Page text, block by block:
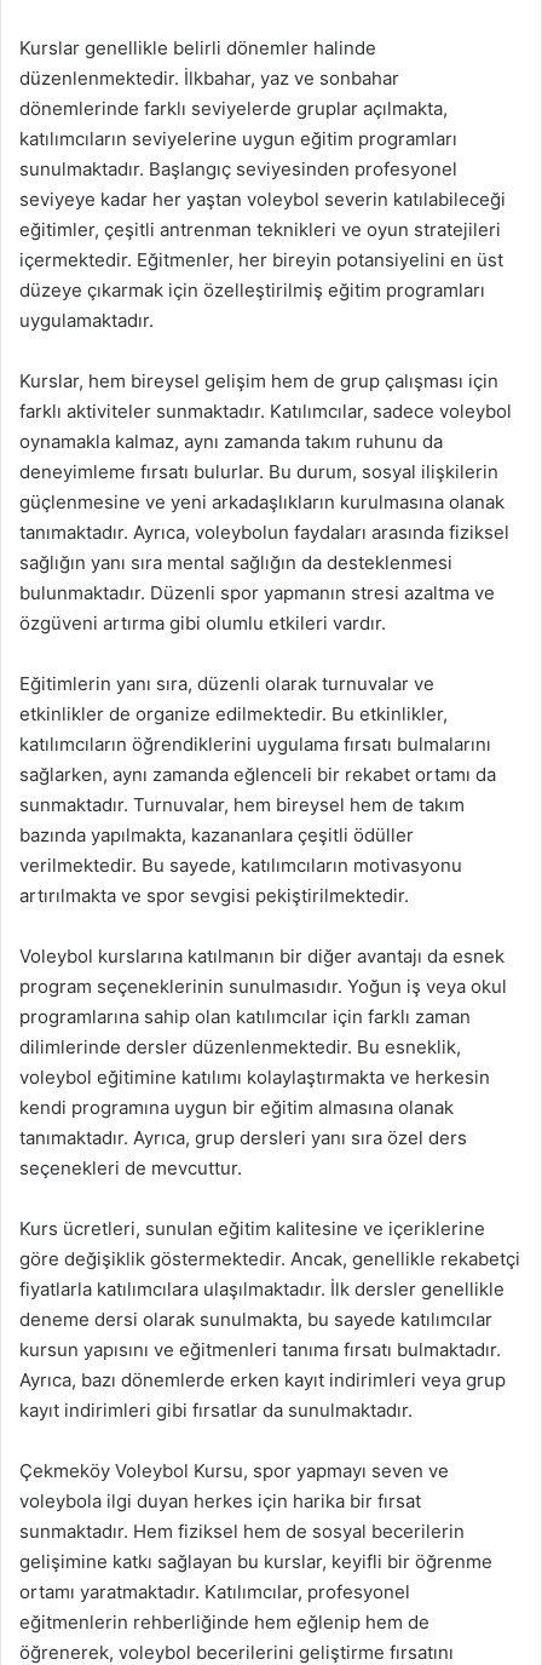
Kurslar genellikle belirli dönemler halinde
düzenlenmektedir. İlkbahar, yaz ve sonbahar
dönemlerinde farklı seviyelerde gruplar açılmakta,
katılımcıların seviyelerine uygun eğitim programları
sunulmaktadır. Başlangıç seviyesinden profesyonel
seviyeye kadar her yaştan voleybol severin katılabileceği
eğitimler, çeşitli antrenman teknikleri ve oyun stratejileri
içermektedir. Eğitmenler, her bireyin potansiyelini en üst
düzeye çıkarmak için özelleştirilmiş eğitim programları
uygulamaktadır.
Kurslar, hem bireysel gelişim hem de grup çalışması için
farklı aktiviteler sunmaktadır. Katılımcılar, sadece voleybol
oynamakla kalmaz, aynı zamanda takım ruhunu da
deneyimleme fırsatı bulurlar. Bu durum, sosyal ilişkilerin
güçlenmesine ve yeni arkadaşlıkların kurulmasına olanak
tanımaktadır. Ayrıca, voleybolun faydaları arasında fiziksel
sağlığın yanı sıra mental sağlığın da desteklenmesi
bulunmaktadır. Düzenli spor yapmanın stresi azaltma ve
özgüveni artırma gibi olumlu etkileri vardır.
Eğitimlerin yanı sıra, düzenli olarak turnuvalar ve
etkinlikler de organize edilmektedir. Bu etkinlikler,
katılımcıların öğrendiklerini uygulama fırsatı bulmalarını
sağlarken, aynı zamanda eğlenceli bir rekabet ortamı da
sunmaktadır. Turnuvalar, hem bireysel hem de takım
bazında yapılmakta, kazananlara çeşitli ödüller
verilmektedir. Bu sayede, katılımcıların motivasyonu
artırılmakta ve spor sevgisi pekiştirilmektedir.
Voleybol kurslarına katılmanın bir diğer avantajı da esnek
program seçeneklerinin sunulmasıdır. Yoğun iş veya okul
programlarına sahip olan katılımcılar için farklı zaman
dilimlerinde dersler düzenlenmektedir. Bu esneklik,
voleybol eğitimine katılımı kolaylaştırmakta ve herkesin
kendi programına uygun bir eğitim almasına olanak
tanımaktadır. Ayrıca, grup dersleri yanı sıra özel ders
seçenekleri de mevcuttur.
Kurs ücretleri, sunulan eğitim kalitesine ve içeriklerine
göre değişiklik göstermektedir. Ancak, genellikle rekabetçi
fiyatlarla katılımcılara ulaşılmaktadır. İlk dersler genellikle
deneme dersi olarak sunulmakta, bu sayede katılımcılar
kursun yapısını ve eğitmenleri tanıma fırsatı bulmaktadır.
Ayrıca, bazı dönemlerde erken kayıt indirimleri veya grup
kayıt indirimleri gibi fırsatlar da sunulmaktadır.
Çekmeköy Voleybol Kursu, spor yapmayı seven ve
voleybola ilgi duyan herkes için harika bir fırsat
sunmaktadır. Hem fiziksel hem de sosyal becerilerin
gelişimine katkı sağlayan bu kurslar, keyifli bir öğrenme
ortamı yaratmaktadır. Katılımcılar, profesyonel
eğitmenlerin rehberliğinde hem eğlenip hem de
öğrenerek, voleybol becerilerini geliştirme fırsatını